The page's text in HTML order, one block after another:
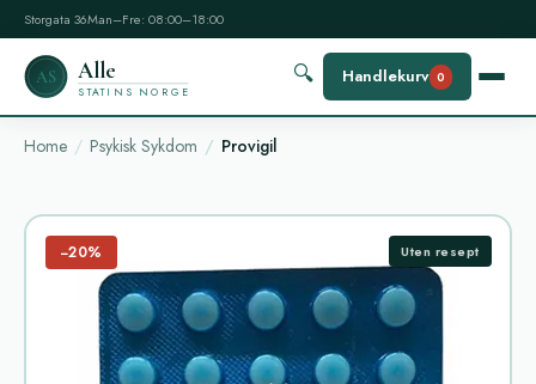
Storgata 36Man–Fre: 08:00–18:00
AS Alle
STATINS NORGE
🔍 Handlekurv 0
Home Psykisk Sykdom Provigil
−20% Uten resept